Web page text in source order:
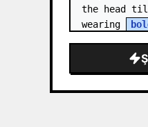
the head
wearing